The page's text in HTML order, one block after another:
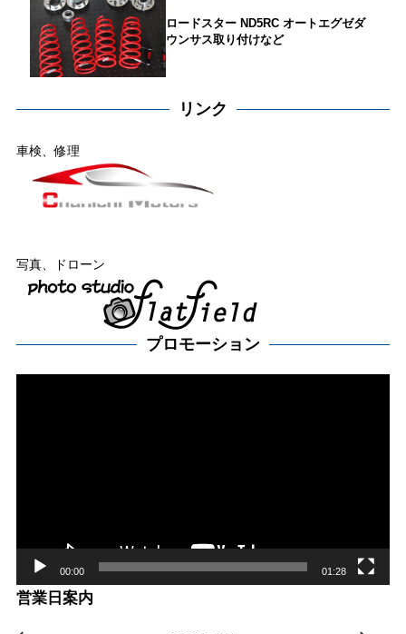
ロードスター ND5RC オートエグゼダ
ウンサス取り付けなど
リンク
車検、修理
写真、ドローン
プロモーション
00:00 01:28
営業日案内